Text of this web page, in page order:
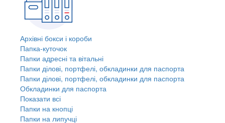
Архівні бокси і короби
Папка-куточок
Папки адресні та вітальні
Папки ділові, портфелі, обкладинки для паспорта
Папки ділові, портфелі, обкладинки для паспорта
Обкладинки для паспорта
Показати всі
Папки на кнопці
Папки на липучці